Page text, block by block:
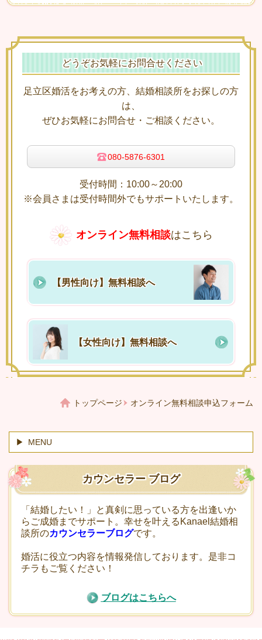
どうぞお気軽にお問合せください
足立区婚活をお考えの方、結婚相談所をお探しの方
は、
ぜひお気軽にお問合せ・ご相談ください。
080-5876-6301
受付時間：10:00～20:00
※会員さまは受付時間外でもサポートいたします。
オンライン無料相談はこちら
【男性向け】無料相談へ
【女性向け】無料相談へ
トップページ オンライン無料相談申込フォーム
MENU
カウンセラー ブログ
「結婚したい！」と真剣に思っている方を出逢いか
らご成婚までサポート。幸せを叶えるKanael結婚相
談所のカウンセラーブログです。
婚活に役立つ内容を情報発信しております。是非コ
チラもご覧ください！
ブログはこちらへ